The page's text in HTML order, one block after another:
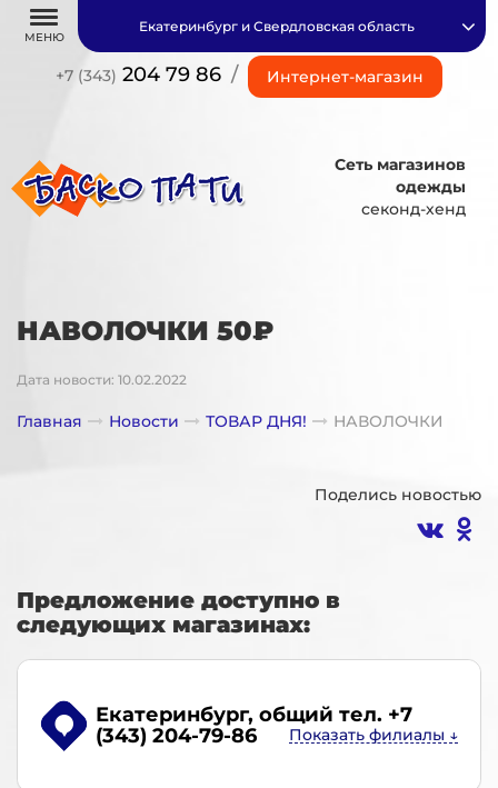
МЕНЮ
+7 (343) 204 79 86 / Интернет-магазин
Екатеринбург и Свердловская область
Сеть магазинов
одежды
секонд-хенд
НАВОЛОЧКИ 50₽
Дата новости: 10.02.2022
Главная Новости ТОВАР ДНЯ! НАВОЛОЧКИ
Поделись новостью
Предложение доступно в
следующих магазинах:
Екатеринбург, общий тел. +7
(343) 204-79-86